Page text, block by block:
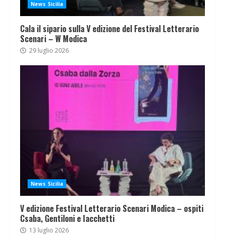
News Sicilia
Cala il sipario sulla V edizione del Festival Letterario
Scenari – W Modica
29 luglio 2026
News Sicilia
V edizione Festival Letterario Scenari Modica – ospiti
Csaba, Gentiloni e Iacchetti
13 luglio 2026